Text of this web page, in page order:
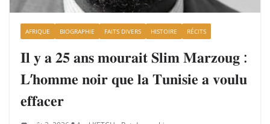
AFRIQUE BIOGRAPHIE FAITS DIVERS HISTOIRE RÉCITS
𝐈𝐥 𝐲 𝐚 𝟐𝟓 𝐚𝐧𝐬 𝐦𝐨𝐮𝐫𝐚𝐢𝐭 𝐒𝐥𝐢𝐦 𝐌𝐚𝐫𝐳𝐨𝐮𝐠 :
𝐋’𝐡𝐨𝐦𝐦𝐞 𝐧𝐨𝐢𝐫 𝐪𝐮𝐞 𝐥𝐚 𝐓𝐮𝐧𝐢𝐬𝐢𝐞 𝐚 𝐯𝐨𝐮𝐥𝐮
𝐞𝐟𝐟𝐚𝐜𝐞𝐫